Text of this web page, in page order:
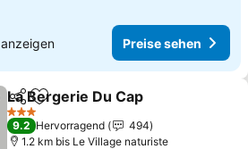
anzeigen Preise sehen
TeilenZu Favoriten hinzufügen
La Bergerie Du Cap
3 Sterne
9.2 Hervorragend
494
1.2 km bis Le Village naturiste